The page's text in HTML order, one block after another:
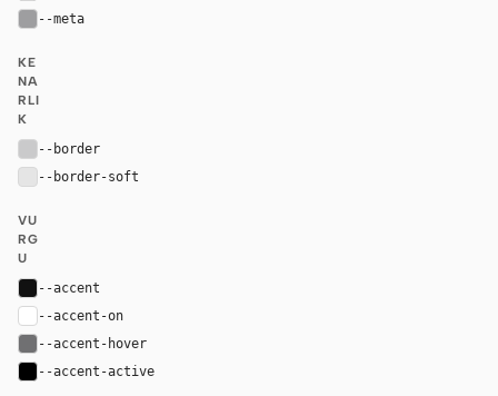
--meta
KE
NA
RLI
K
--border
--border-soft
VU
RG
U
--accent
--accent-on
--accent-hover
--accent-active